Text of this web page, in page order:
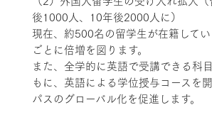
後1000人、10年後2000人に）
現在、約500名の留学生が在籍して
ごとに倍増を図ります。
また、全学的に英語で受講できる科
もに、英語による学位授与コースを
パスのグローバル化を促進します。